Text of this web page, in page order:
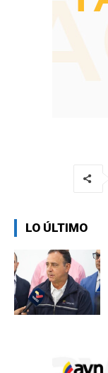
LO ÚLTIMO